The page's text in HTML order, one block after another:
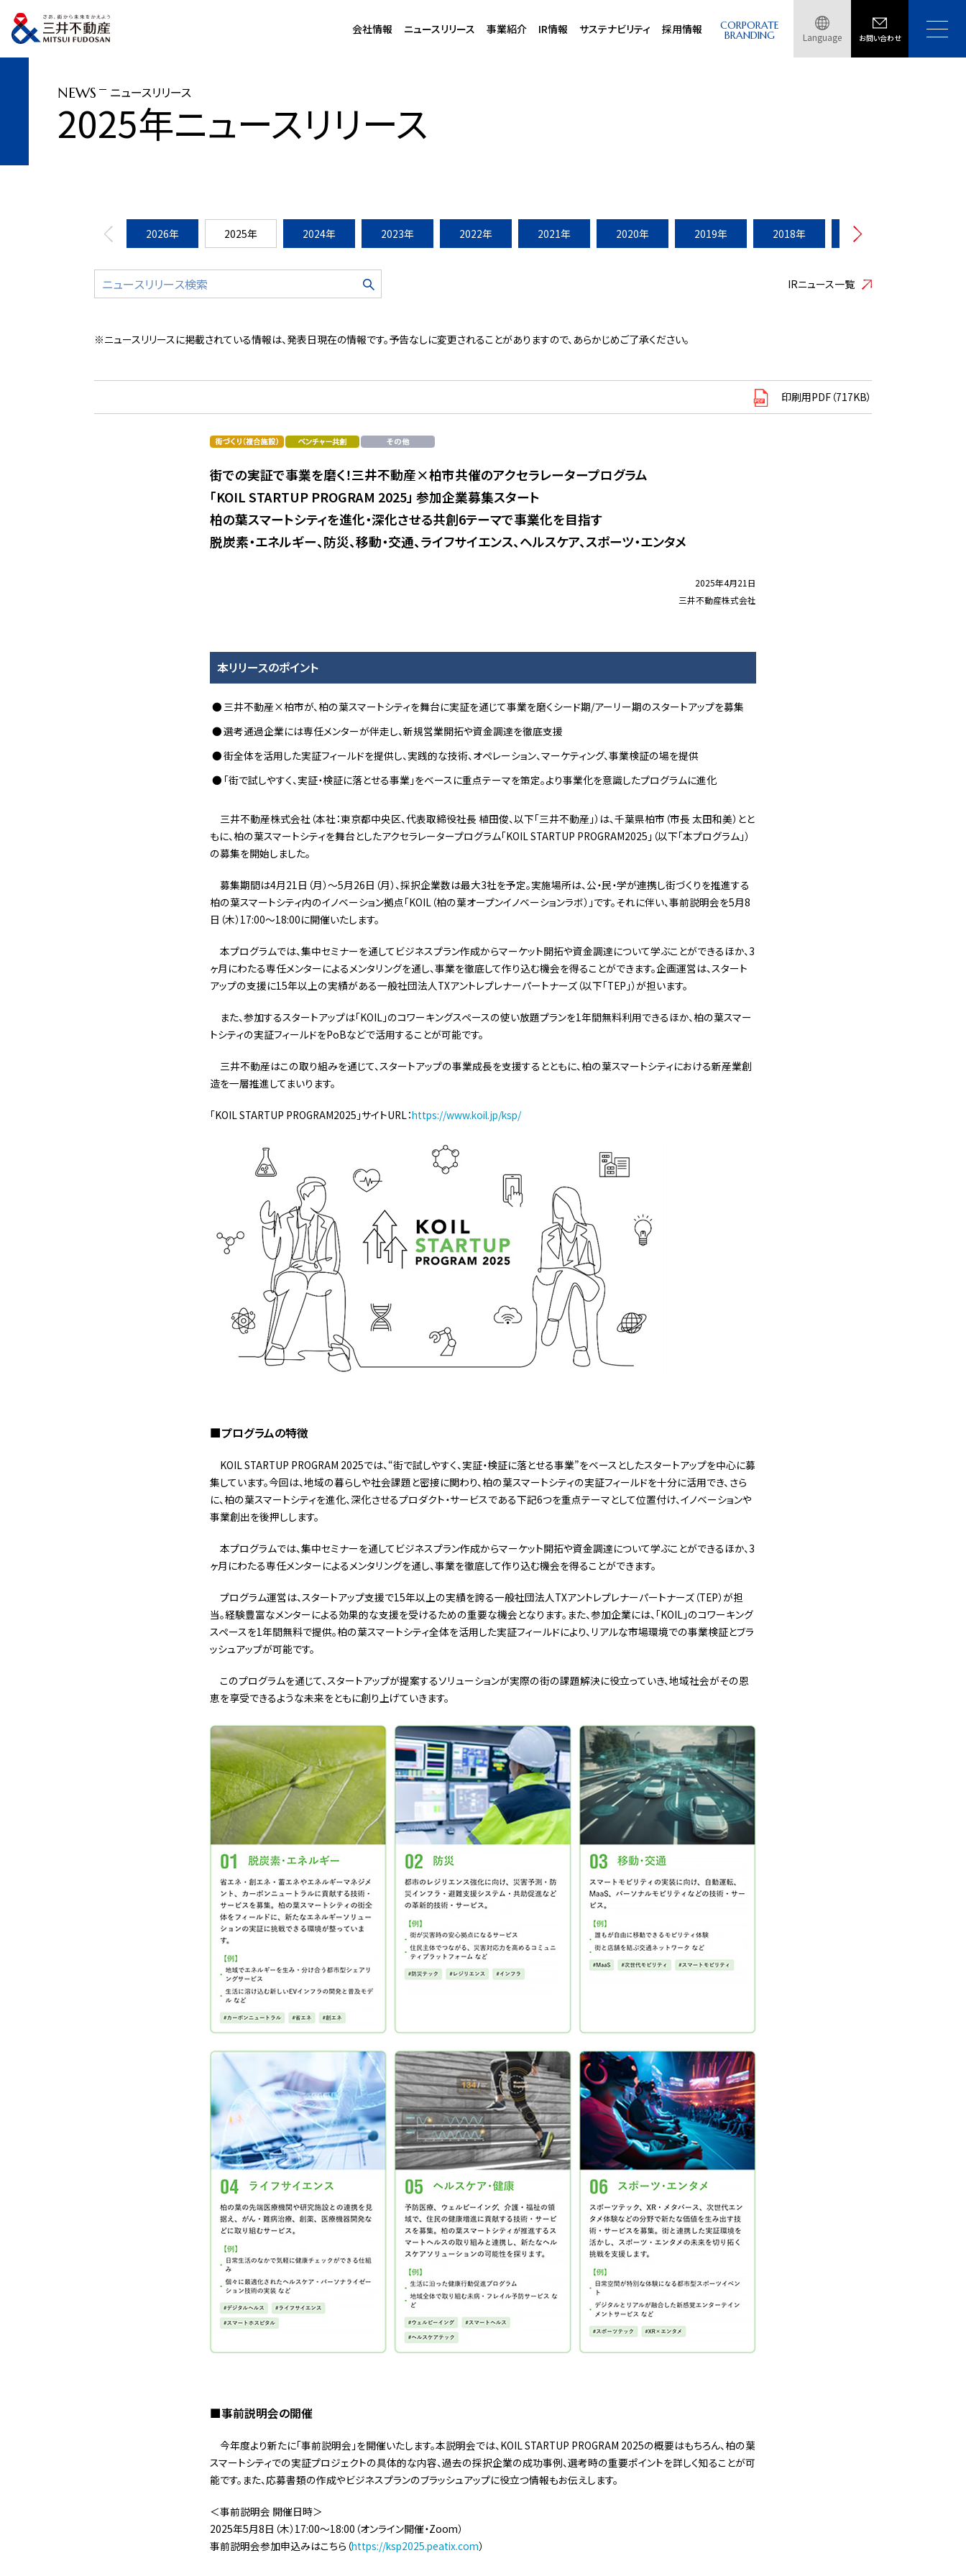
会社情報 ニュースリリース 事業紹介 IR情報 サステナビリティ 採用情報 CORPORATE
BRANDING Language お問い合わせ
トップページ ニュースリリース
NEWS ニュースリリース
2025年ニュースリリース
2026年 2025年 2024年 2023年 2022年 2021年 2020年 2019年 2018年 2017年
IRニュース一覧
※ニュースリリースに掲載されている情報は、発表日現在の情報です。予告なしに変更されることがありますので、あらかじめご了承ください。
印刷用PDF（717KB）
街での実証で事業を磨く！三井不動産×柏市共催のアクセラレータープログラム
「KOIL STARTUP PROGRAM 2025」 参加企業募集スタート
柏の葉スマートシティを進化・深化させる共創6テーマで事業化を目指す
脱炭素・エネルギー、防災、移動・交通、ライフサイエンス、ヘルスケア、スポーツ・エンタメ
2025年4月21日
三井不動産株式会社
本リリースのポイント
三井不動産×柏市が、柏の葉スマートシティを舞台に実証を通じて事業を磨くシード期/アーリー期のスタートアップを募集
選考通過企業には専任メンターが伴走し、新規営業開拓や資金調達を徹底支援
街全体を活用した実証フィールドを提供し、実践的な技術、オペレーション、マーケティング、事業検証の場を提供
「街で試しやすく、実証・検証に落とせる事業」をベースに重点テーマを策定。より事業化を意識したプログラムに進化
三井不動産株式会社（本社：東京都中央区、代表取締役社長 植田俊、以下「三井不動産」）は、千葉県柏市（市長 太田和美）とと
もに、柏の葉スマートシティを舞台としたアクセラレータープログラム「KOIL STARTUP PROGRAM2025」（以下「本プログラム」）
の募集を開始しました。
募集期間は4月21日（月）〜5月26日（月）、採択企業数は最大3社を予定。実施場所は、公・民・学が連携し街づくりを推進する
柏の葉スマートシティ内のイノベーション拠点「KOIL（柏の葉オープンイノベーションラボ）」です。それに伴い、事前説明会を5月8
日（木）17:00〜18:00に開催いたします。
本プログラムでは、集中セミナーを通してビジネスプラン作成からマーケット開拓や資金調達について学ぶことができるほか、3
ヶ月にわたる専任メンターによるメンタリングを通し、事業を徹底して作り込む機会を得ることができます。企画運営は、スタート
アップの支援に15年以上の実績がある一般社団法人TXアントレプレナーパートナーズ（以下「TEP」）が担います。
また、参加するスタートアップは「KOIL」のコワーキングスペースの使い放題プランを1年間無料利用できるほか、柏の葉スマー
トシティの実証フィールドをPoBなどで活用することが可能です。
三井不動産はこの取り組みを通じて、スタートアップの事業成長を支援するとともに、柏の葉スマートシティにおける新産業創
造を一層推進してまいります。
「KOIL STARTUP PROGRAM2025」サイトURL：https://www.koil.jp/ksp/
■プログラムの特徴
KOIL STARTUP PROGRAM 2025では、“街で試しやすく、実証・検証に落とせる事業”をベースとしたスタートアップを中心に募
集しています。今回は、地域の暮らしや社会課題と密接に関わり、柏の葉スマートシティの実証フィールドを十分に活用でき、さら
に、柏の葉スマートシティを進化、深化させるプロダクト・サービスである下記6つを重点テーマとして位置付け、イノベーションや
事業創出を後押しします。
本プログラムでは、集中セミナーを通してビジネスプラン作成からマーケット開拓や資金調達について学ぶことができるほか、3
ヶ月にわたる専任メンターによるメンタリングを通し、事業を徹底して作り込む機会を得ることができます。
プログラム運営は、スタートアップ支援で15年以上の実績を誇る一般社団法人TXアントレプレナーパートナーズ（TEP）が担
当。経験豊富なメンターによる効果的な支援を受けるための重要な機会となります。また、参加企業には、「KOIL」のコワーキング
スペースを1年間無料で提供。柏の葉スマートシティ全体を活用した実証フィールドにより、リアルな市場環境での事業検証とブラ
ッシュアップが可能です。
このプログラムを通じて、スタートアップが提案するソリューションが実際の街の課題解決に役立っていき、地域社会がその恩
恵を享受できるような未来をともに創り上げていきます。
■事前説明会の開催
今年度より新たに「事前説明会」を開催いたします。本説明会では、KOIL STARTUP PROGRAM 2025の概要はもちろん、柏の葉
スマートシティでの実証プロジェクトの具体的な内容、過去の採択企業の成功事例、選考時の重要ポイントを詳しく知ることが可
能です。また、応募書類の作成やビジネスプランのブラッシュアップに役立つ情報もお伝えします。
＜事前説明会 開催日時＞
2025年5月8日（木）17:00〜18:00（オンライン開催・Zoom）
事前説明会参加申込みはこちら（https://ksp2025.peatix.com）